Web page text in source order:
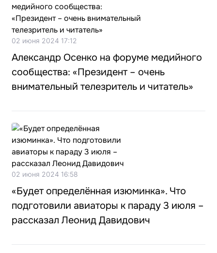
02 июня 2024 17:12
Александр Осенко на форуме медийного
сообщества: «Президент – очень
внимательный телезритель и читатель»
02 июня 2024 16:58
«Будет определённая изюминка». Что
подготовили авиаторы к параду 3 июля –
рассказал Леонид Давидович